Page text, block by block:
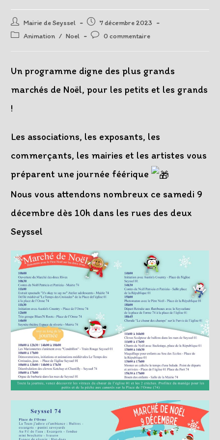
Auteur/autrice
de
Mairie de Seyssel
Post
published:
7 décembre 2023
PostAnimation / Noel
Post0 commentaire
Un programme digne des plus grands
marchés de Noël, pour les petits et les grands
!
Les associations, les exposants, les
commerçants, les mairies et les artistes vous
préparent une journée féérique
Nous vous attendons nombreux ce samedi 9
décembre dès 10h dans les rues des deux
Seyssel